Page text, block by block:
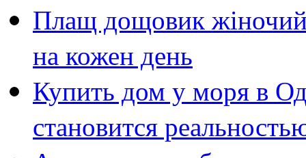
Плащ дощовик
на кожен день
Купить дом у моря в
становится